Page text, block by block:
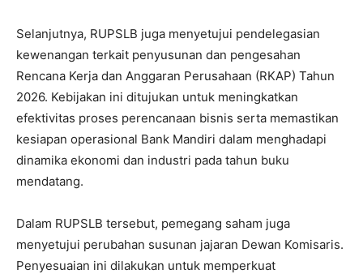
Selanjutnya, RUPSLB juga menyetujui pendelegasian
kewenangan terkait penyusunan dan pengesahan
Rencana Kerja dan Anggaran Perusahaan (RKAP) Tahun
2026. Kebijakan ini ditujukan untuk meningkatkan
efektivitas proses perencanaan bisnis serta memastikan
kesiapan operasional Bank Mandiri dalam menghadapi
dinamika ekonomi dan industri pada tahun buku
mendatang.
Dalam RUPSLB tersebut, pemegang saham juga
menyetujui perubahan susunan jajaran Dewan Komisaris.
Penyesuaian ini dilakukan untuk memperkuat